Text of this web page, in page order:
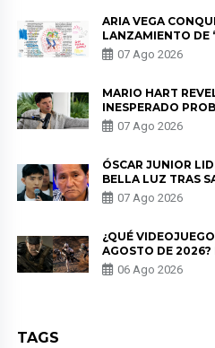
ARIA VEGA
LANZAMIENTO DE
07 Ago 2026
MARIO HART
INESPERADO
SALUD ANTES DE
KORINA: “ME
07 Ago 2026
ÓSCAR JUNIOR
BELLA LUZ TRAS
PADRE POR
NALDY SALDAÑA
07 Ago 2026
¿QUÉ
AGOSTO DE 2026?
LOS ESTRENOS
06 Ago 2026
TAGS